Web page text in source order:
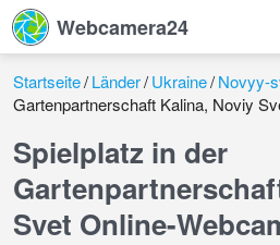
Webcamera24
Startseite Länder Ukraine Novyy-
Gartenpartnerschaft Kalina, Noviy
Spielplatz in der
Svet Online-